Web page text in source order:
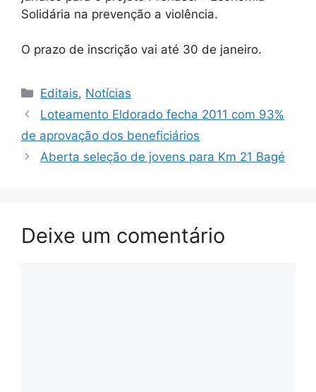
Solidária na prevenção a violência.
O prazo de inscrição vai até 30 de janeiro.
Categorias
Editais, Notícias
Loteamento Eldorado fecha 2011 com 93%
de aprovação dos beneficiários
Aberta seleção de jovens para Km 21 Bagé
Deixe um comentário